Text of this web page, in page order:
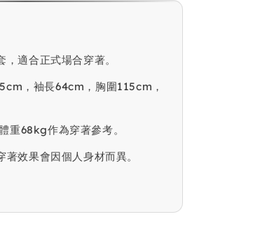
適合正式場合穿著。
，袖長64cm，胸圍115cm，
重68kg作為穿著參考。
效果會因個人身材而異。